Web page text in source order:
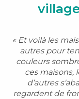
« Et voilà les
autres pour
couleurs
ces maisons,
d’autres
regardent de